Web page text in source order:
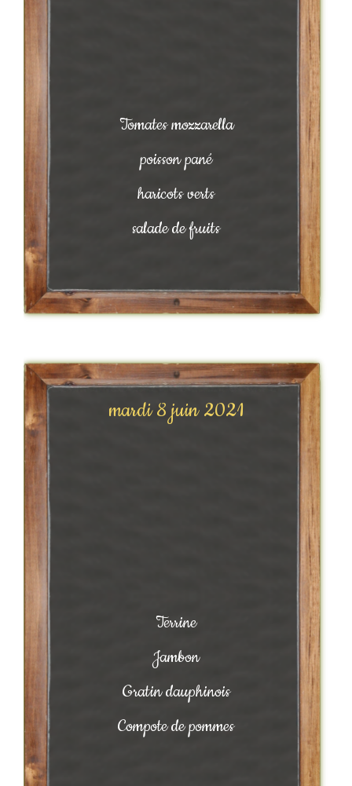
Tomates mozzarella
poisson pané
haricots verts
salade de fruits
mardi 8 juin 2021
Terrine
Jambon
Gratin dauphinois
Compote de pommes